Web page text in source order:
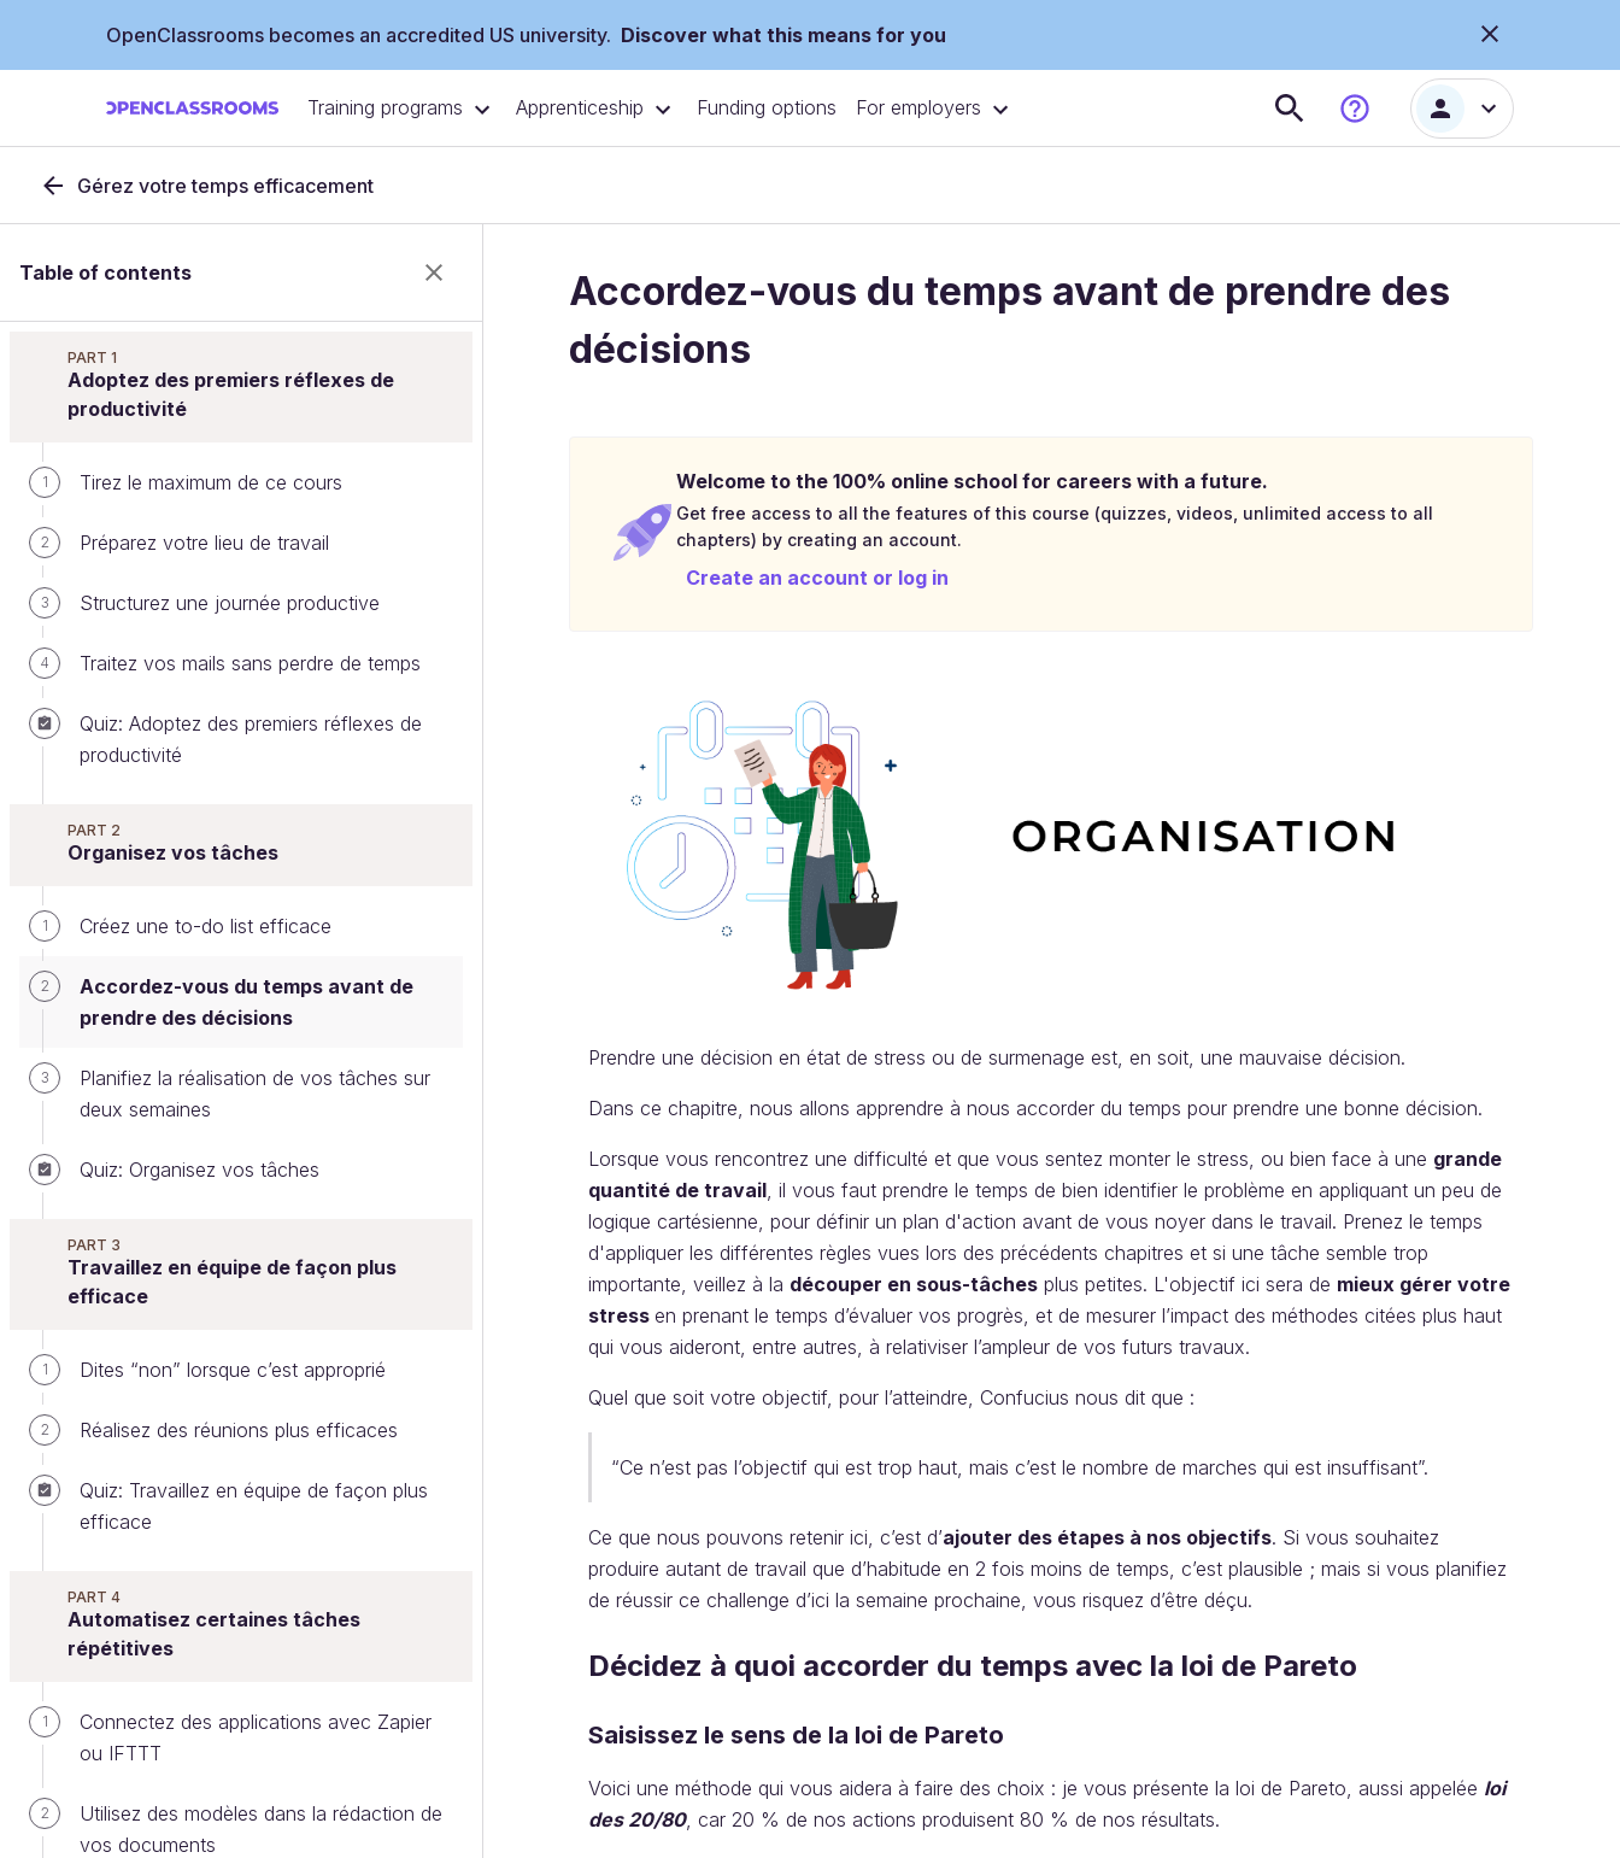
OpenClassrooms becomes an accredited US university. Discover what this means for you
Training programs Apprenticeship Funding options For employers
Gérez votre temps efficacement
Table of contents
PART 1
Adoptez des premiers réflexes de
productivité
1 Tirez le maximum de ce cours
2 Préparez votre lieu de travail
3 Structurez une journée productive
4 Traitez vos mails sans perdre de temps
Quiz: Adoptez des premiers réflexes de
productivité
PART 2
Organisez vos tâches
1 Créez une to-do list efficace
2
Accordez-vous du temps avant de
prendre des décisions
3
Planifiez la réalisation de vos tâches sur
deux semaines
Quiz: Organisez vos tâches
PART 3
Travaillez en équipe de façon plus
efficace
1 Dites “non” lorsque c’est approprié
2 Réalisez des réunions plus efficaces
Quiz: Travaillez en équipe de façon plus
efficace
PART 4
Automatisez certaines tâches
répétitives
1
Connectez des applications avec Zapier
ou IFTTT
2
Utilisez des modèles dans la rédaction de
vos documents
Accordez-vous du temps avant de prendre des
décisions
Welcome to the 100% online school for careers with a future.
Get free access to all the features of this course (quizzes, videos, unlimited access to all
chapters) by creating an account.
Create an account or log in
Prendre une décision en état de stress ou de surmenage est, en soit, une mauvaise décision.
Dans ce chapitre, nous allons apprendre à nous accorder du temps pour prendre une bonne décision.
Lorsque vous rencontrez une difficulté et que vous sentez monter le stress, ou bien face à une grande
quantité de travail , il vous faut prendre le temps de bien identifier le problème en appliquant un peu de
logique cartésienne, pour définir un plan d'action avant de vous noyer dans le travail. Prenez le temps
d'appliquer les différentes règles vues lors des précédents chapitres et si une tâche semble trop
importante, veillez à la découper en sous-tâches plus petites. L'objectif ici sera de mieux gérer votre
stress en prenant le temps d’évaluer vos progrès, et de mesurer l’impact des méthodes citées plus haut
qui vous aideront, entre autres, à relativiser l’ampleur de vos futurs travaux.
Quel que soit votre objectif, pour l’atteindre, Confucius nous dit que :
“Ce n’est pas l’objectif qui est trop haut, mais c’est le nombre de marches qui est insuffisant”.
Ce que nous pouvons retenir ici, c’est d’ajouter des étapes à nos objectifs. Si vous souhaitez
produire autant de travail que d’habitude en 2 fois moins de temps, c’est plausible ; mais si vous planifiez
de réussir ce challenge d’ici la semaine prochaine, vous risquez d’être déçu.
Décidez à quoi accorder du temps avec la loi de Pareto
Saisissez le sens de la loi de Pareto
Voici une méthode qui vous aidera à faire des choix : je vous présente la loi de Pareto, aussi appelée loi
des 20/80, car 20 % de nos actions produisent 80 % de nos résultats.